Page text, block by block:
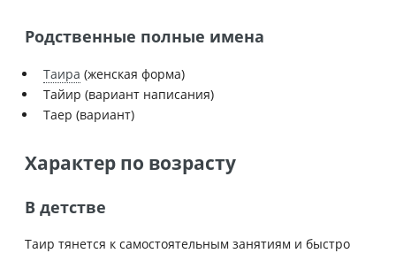
Родственные полные имена
Таира (женская форма)
Тайир (вариант написания)
Таер (вариант)
Характер по возрасту
В детстве
Таир тянется к самостоятельным занятиям и быстро